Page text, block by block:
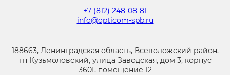
+7 (812) 248-08-81
info@opticom-spb.ru
188663, Ленинградская область, Всеволожский район,
гп Кузьмоловский, улица Заводская, дом 3, корпус
360Г, помещение 12